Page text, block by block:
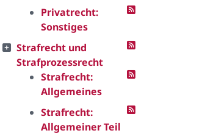
Privatrecht:
Sonstiges
Strafrecht und
Strafprozessrecht
Strafrecht:
Allgemeines
Strafrecht:
Allgemeiner Teil